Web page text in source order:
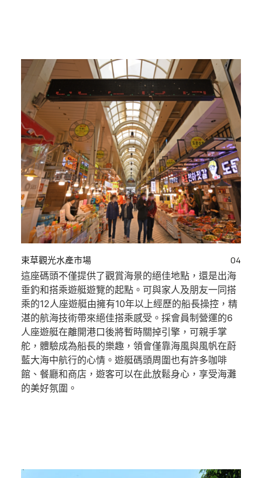
04
束草觀光水產市場
這座碼頭不僅提供了觀賞海景的絕佳地點，還是出海
垂釣和搭乘遊艇遊覽的起點。可與家人及朋友一同搭
乘的12人座遊艇由擁有10年以上經歷的船長操控，精
湛的航海技術帶來絕佳搭乘感受。採會員制營運的6
人座遊艇在離開港口後將暫時關掉引擎，可親手掌
舵，體驗成為船長的樂趣，領會僅靠海風與風帆在蔚
藍大海中航行的心情。遊艇碼頭周圍也有許多咖啡
館、餐廳和商店，遊客可以在此放鬆身心，享受海灘
的美好氛圍。